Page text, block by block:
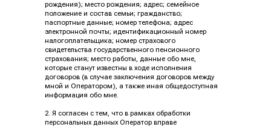
рождения); место рождения; адрес; семейное
положение и состав семьи; гражданство;
паспортные данные; номер телефона; адрес
электронной почты; идентификационный номер
налогоплательщика; номер страхового
свидетельства государственного пенсионного
страхования; место работы, данные обо мне,
которые станут известны в ходе исполнения
договоров (в случае заключения договоров между
мной и Оператором), а также иная общедоступная
информация обо мне.
2. Я согласен с тем, что в рамках обработки
персональных данных Оператор вправе